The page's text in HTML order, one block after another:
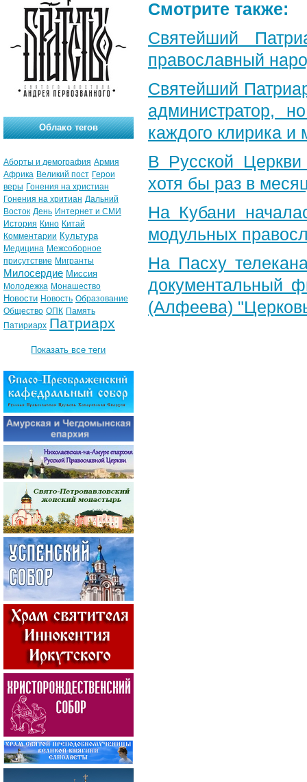
Смотрите также:
Святейший
православный
Святейший
администратор,
каждого клирика и
В Русской Церкви
хотя бы раз в
На Кубани
модульных
На Пасху
документальный
(Алфеева)
Облако тегов
Аборты и демография Армия
Африка Великий пост Герои
веры Гонения на христиан
Гонения на хритиан Дальний
Восток День Интернет и СМИ
История Кино Китай
Комментарии Культура
Медицина Межсоборное
присутствие Мигранты
Милосердие Миссия
Молодежка Монашество
Новости Новость Образование
Общество ОПК Память
Патириарх Патриарх
Показать все теги